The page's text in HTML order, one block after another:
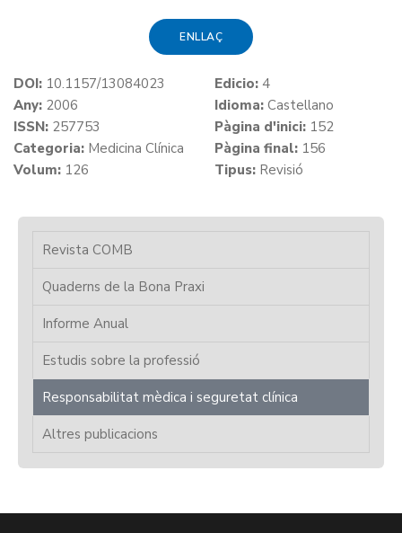
ENLLAÇ
DOI: 10.1157/13084023
Any: 2006
ISSN: 257753
Categoria: Medicina Clínica
Volum: 126
Edicio: 4
Idioma: Castellano
Pàgina d'inici: 152
Pàgina final: 156
Tipus: Revisió
Revista COMB
Quaderns de la Bona Praxi
Informe Anual
Estudis sobre la professió
Responsabilitat mèdica i seguretat clínica
Altres publicacions